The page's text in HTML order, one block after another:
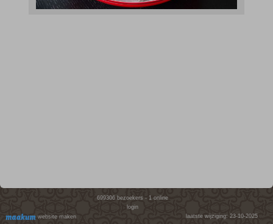
website maken
699306 bezoekers - 1 online
login
laatste wijziging: 23-10-2025